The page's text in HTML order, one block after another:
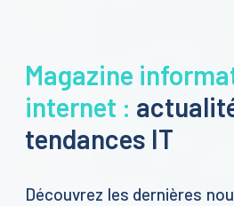
Magazine
internet :
tendances IT
Découvrez les dernières